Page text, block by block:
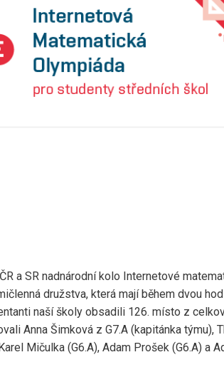
a SR nadnárodní kolo Internetové
družstva, která mají během dvou
naší školy obsadili 126. místo z
Anna Šimková z G7.A (kapitánka týmu),
Mičulka (G6.A), Adam Prošek (G6.A) a